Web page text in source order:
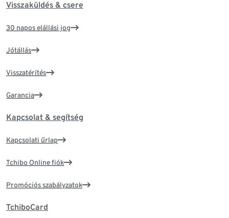
Visszaküldés & csere
30 napos elállási jog
Jótállás
Visszatérítés
Garancia
Kapcsolat & segítség
Kapcsolati űrlap
Tchibo Online fiók
Promóciós szabályzatok
TchiboCard